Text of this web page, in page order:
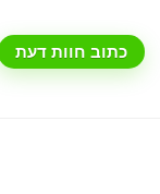
כתוב חוות דעת